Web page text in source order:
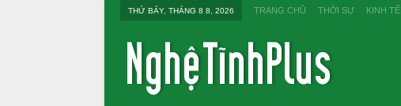
THỨ BẢY, THÁNG 8 8, 2026 TRANG CHỦ THỜI SỰ KINH TẾ